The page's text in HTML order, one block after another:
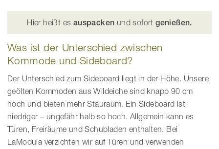
Hier heißt es auspacken und sofortgenießen.
Was ist der Unterschied zwischen
Kommode und Sideboard?
Der Unterschied zum Sideboard liegt in der Höhe. Unsere
geölten Kommoden aus Wildeiche sind knapp 90 cm
hoch und bieten mehr Stauraum. Ein Sideboard ist
niedriger – ungefähr halb so hoch. Allgemein kann es
Türen, Freiräume und Schubladen enthalten. Bei
LaModula verzichten wir auf Türen und verwenden